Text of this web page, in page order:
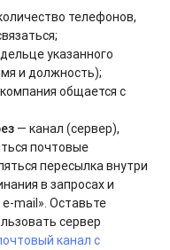
телефонов,
указанного
и должность);
общается с
— канал (сервер),
почтовые
пересылка внутри
в запросах и
mail». Оставьте
сервер
канал с